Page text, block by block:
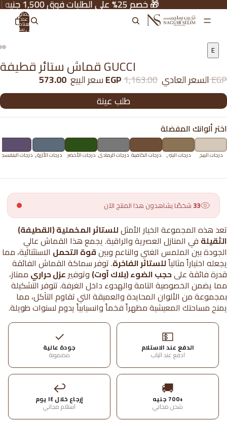
🎁 خصم 25% على الطلبات فوق 1,500 جنيه | الكود: NS-25H
🎁 خصم 25% على الطلبات فوق 1,500 جنيه | الكود: NS-25H
إجمالي
عدد
العناصر
في سلة
التسوق:
E
قماش ستائر قطيفة GUCCI
سعر البيع573.00 EGP السعر العادي1,163.00 EGP
طلب عينة
اختر ألوانك المفضلة
درجات البيج درجات البني درجات الكافية درجات الرمادي درجات الأخضر درجات الأزرق درجات
33 شخصًا يشاهدون هذا المنتج الآن
تعد هذه المجموعة الخيار الأمثلللستائر المخملية (القطيفة)
الثقيلة في المنازل العصرية والراقية. يجمع هذا القماش عالي
الجودة بين الملمس الغني والناعم وبينقوة التحمل الاستثنائية، مما
يجعله اختياراً مثالياًللستائر الفاخرة. توفر سماكة القماش الفائقة
قدرة فائقة علىحجب الضوء (بلاك آوت) وتوفيرعزل حراري ممتاز،
مما يضمن الخصوصية التامة والهدوء داخل الغرفة. تتوفر التشكيلة
بمجموعة من الألوان المحايدة والعميقة التي تقاوم التآكل، مما
يمنح مساحتك المعيشية مظهراً فخماً وانسيابياً يدوم لسنوات طويلة.
💵
الدفع عند الاستلام
ادفع عند الباب
✓
جودة عالية
مضمونة
🚚 +700 جنيه
شحن مجاني
↩
إرجاع خلال ١٤ يوم
استلام مجاني